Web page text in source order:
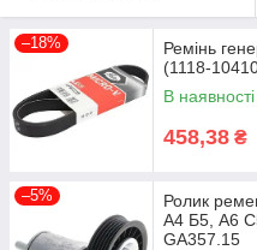
–18%
Ремінь
(1118-
В наявності
458,38 ₴
–5%
Ролик
А4 Б5, А6
GA357.15